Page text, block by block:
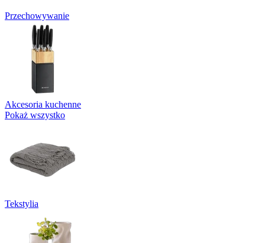
Przechowywanie
Akcesoria kuchenne
Pokaż wszystko
Tekstylia